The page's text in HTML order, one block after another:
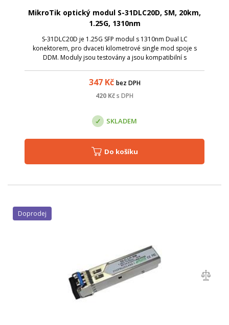
MikroTik optický modul S-31DLC20D, SM, 20km,
1.25G, 1310nm
S-31DLC20D je 1.25G SFP modul s 1310nm Dual LC
konektorem, pro dvaceti kilometrové single mod spoje s
DDM. Moduly jsou testovány a jsou kompatibilní s
347Kč bez DPH
420 Kčs DPH
SKLADEM
Do košíku
Doprodej